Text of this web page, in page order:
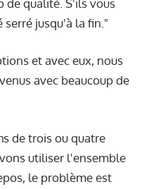
de qualité. S'ils vous
serré jusqu'à la fin."
et avec eux, nous
avec beaucoup de
de trois ou quatre
utiliser l'ensemble
le problème est